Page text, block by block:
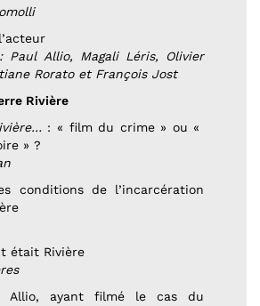
Paul Allio, Magali Léris, Olivier
Rorato et François Jost
Rivière
: « film du crime » ou «
» ?
conditions de l’incarcération
était Rivière
Allio, ayant filmé le cas du